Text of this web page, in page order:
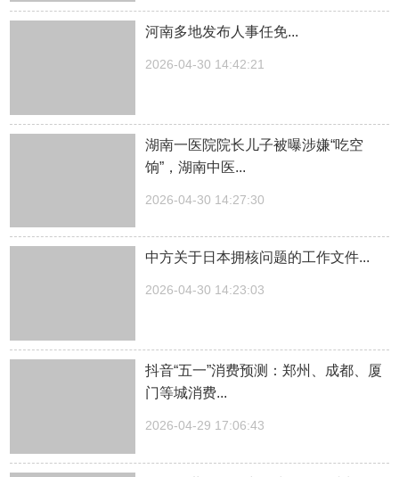
河南多地发布人事任免...
2026-04-30 14:42:21
湖南一医院院长儿子被曝涉嫌“吃空
饷”，湖南中医...
2026-04-30 14:27:30
中方关于日本拥核问题的工作文件...
2026-04-30 14:23:03
抖音“五一”消费预测：郑州、成都、厦
门等城消费...
2026-04-29 17:06:43